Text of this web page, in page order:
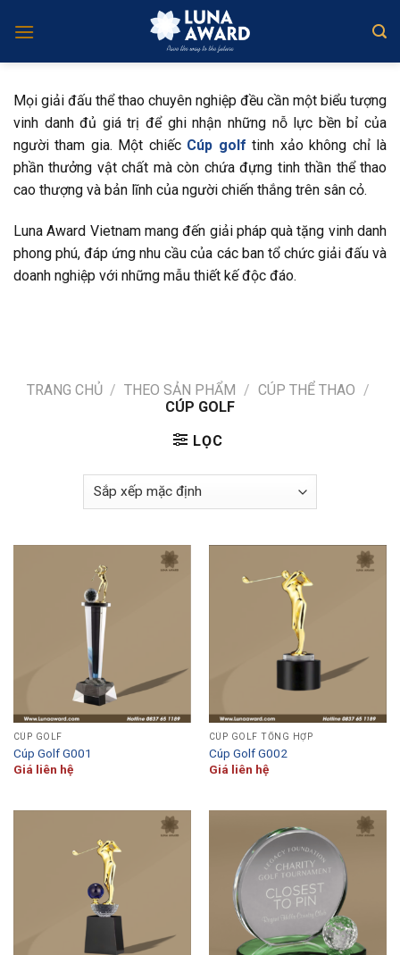
Mọi giải đấu thể thao chuyên nghiệp đều cần một biểu tượng
vinh danh đủ giá trị để ghi nhận những nỗ lực bền bỉ của
người tham gia. Một chiếc Cúp golf tinh xảo không chỉ là
phần thưởng vật chất mà còn chứa đựng tinh thần thể thao
cao thượng và bản lĩnh của người chiến thắng trên sân cỏ.
Luna Award Vietnam mang đến giải pháp quà tặng vinh danh
phong phú, đáp ứng nhu cầu của các ban tổ chức giải đấu và
doanh nghiệp với những mẫu thiết kế độc đáo.
TRANG CHỦ / THEO SẢN PHẨM / CÚP THỂ THAO /
CÚP GOLF
LỌC
CÚP GOLF
Cúp Golf G001
Giá liên hệ
CÚP GOLF TỔNG HỢP
Cúp Golf G002
Giá liên hệ